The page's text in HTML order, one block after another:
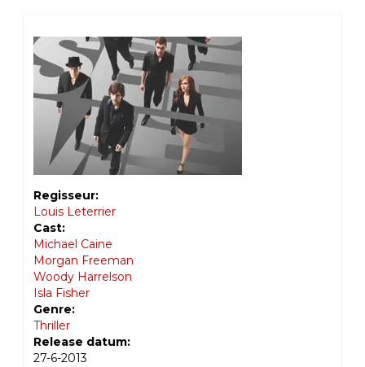
Regisseur:
Louis Leterrier
Cast:
Michael Caine
Morgan Freeman
Woody Harrelson
Isla Fisher
Genre:
Thriller
Release datum:
27-6-2013